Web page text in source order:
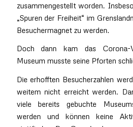
zusammengestellt worden.
„Spuren der Freiheit“ im
Besuchermagnet zu werden.
Doch dann kam das Corona-
Museum musste seine Pforten
Die erhofften Besucherzahlen
weitem nicht erreicht werden.
viele bereits gebuchte
werden und können keine